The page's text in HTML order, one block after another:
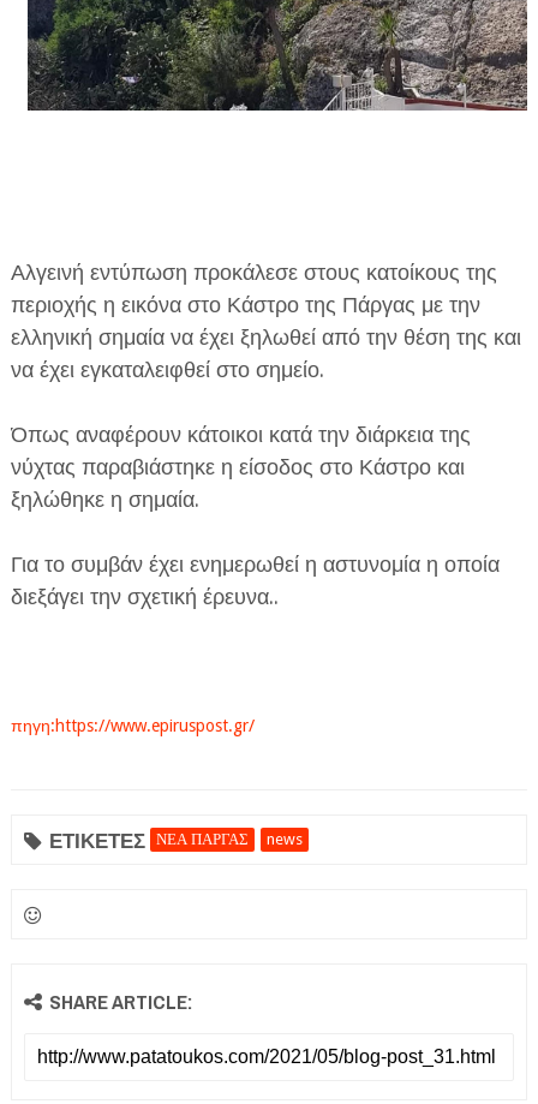
ΔΙΕΘΝΗ
ΠΛΗΡΟΦΟΡΙΕΣ
Αλγεινή εντύπωση προκάλεσε στους κατοίκους της
περιοχής η εικόνα στο Κάστρο της Πάργας με την
ελληνική σημαία να έχει ξηλωθεί από την θέση της και
να έχει εγκαταλειφθεί στο σημείο.
Όπως αναφέρουν κάτοικοι κατά την διάρκεια της
νύχτας παραβιάστηκε η είσοδος στο Κάστρο και
ξηλώθηκε η σημαία.
Για το συμβάν έχει ενημερωθεί η αστυνομία η οποία
διεξάγει την σχετική έρευνα..
πηγη:https://www.epiruspost.gr/
ΕΤΙΚΕΤΕΣ ΝΕΑ ΠΑΡΓΑΣ news
SHARE ARTICLE: